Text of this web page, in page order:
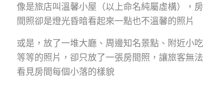
像是旅店叫溫馨小屋（以上命名純屬虛構），房
間照卻是燈光昏暗看起來一點也不溫馨的照片
或是，放了一堆大廳、周邊知名景點、附近小吃
等等的照片，卻只放了一張房間照，讓旅客無法
看見房間每個小落的樣貌